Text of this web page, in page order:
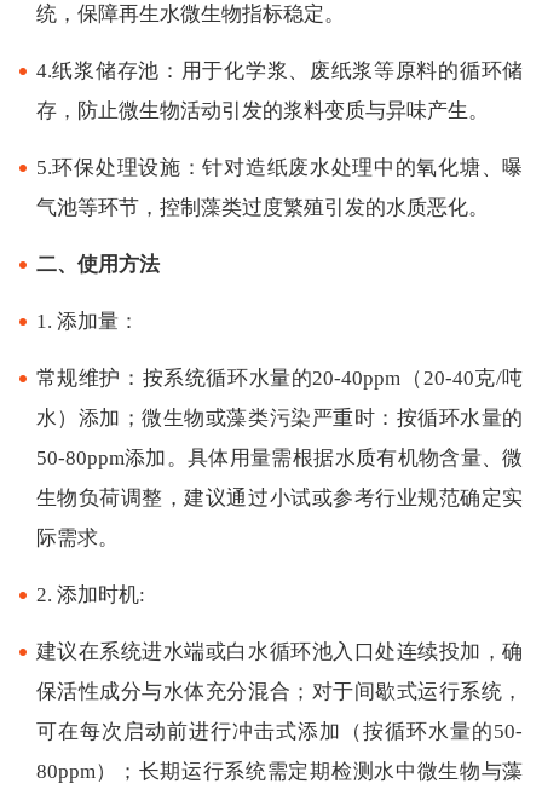
统，保障再生水微生物指标稳定。
4.纸浆储存池：用于化学浆、废纸浆等原料的循环储
存，防止微生物活动引发的浆料变质与异味产生。
5.环保处理设施：针对造纸废水处理中的氧化塘、曝
气池等环节，控制藻类过度繁殖引发的水质恶化。
二、使用方法
1. 添加量：
常规维护：按系统循环水量的20-40ppm（20-40克/吨
水）添加；微生物或藻类污染严重时：按循环水量的
50-80ppm添加。具体用量需根据水质有机物含量、微
生物负荷调整，建议通过小试或参考行业规范确定实
际需求。
2. 添加时机:
建议在系统进水端或白水循环池入口处连续投加，确
保活性成分与水体充分混合；对于间歇式运行系统，
可在每次启动前进行冲击式添加（按循环水量的50-
80ppm）；长期运行系统需定期检测水中微生物与藻